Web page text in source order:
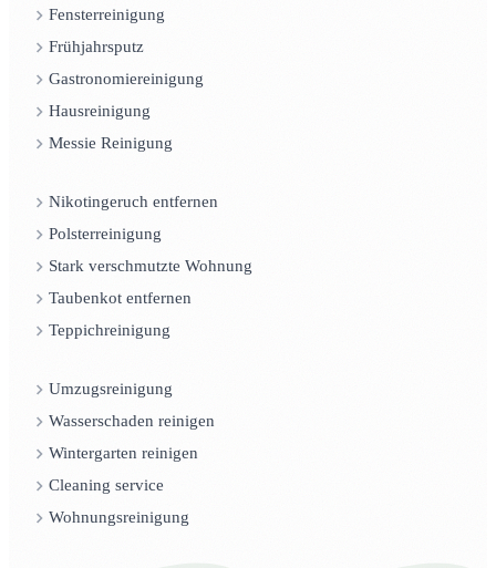
Fensterreinigung
Frühjahrsputz
Gastronomiereinigung
Hausreinigung
Messie Reinigung
Nikotingeruch entfernen
Polsterreinigung
Stark verschmutzte Wohnung
Taubenkot entfernen
Teppichreinigung
Umzugsreinigung
Wasserschaden reinigen
Wintergarten reinigen
Cleaning service
Wohnungsreinigung